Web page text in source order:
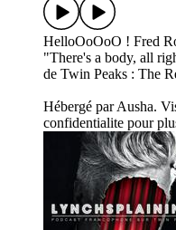
HelloOoOoO ! Fred
"There's a body, all
de Twin Peaks : The
Hébergé par Ausha.
confidentialite pour